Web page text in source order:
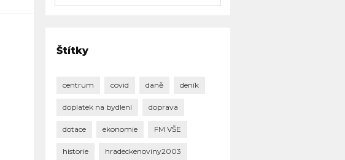
Štítky
centrum covid daně deník
doplatek na bydlení doprava
dotace ekonomie FM VŠE
historie hradeckenoviny2003